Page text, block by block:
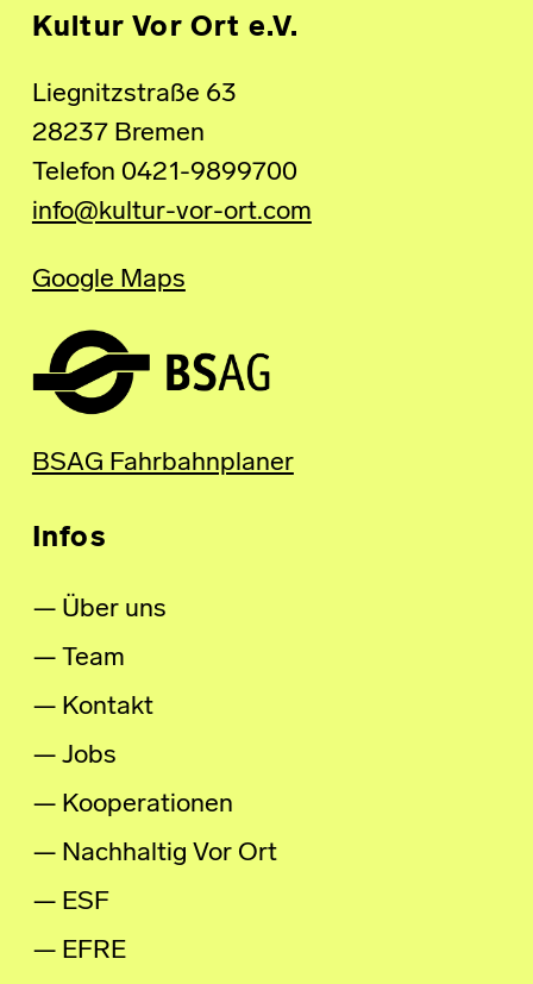
Kultur Vor Ort e.V.
Liegnitzstraße 63
28237 Bremen
Telefon 0421-9899700
info@kultur-vor-ort.com
Google Maps
BSAG Fahrbahnplaner
Infos
Über uns
Team
Kontakt
Jobs
Kooperationen
Nachhaltig Vor Ort
ESF
EFRE